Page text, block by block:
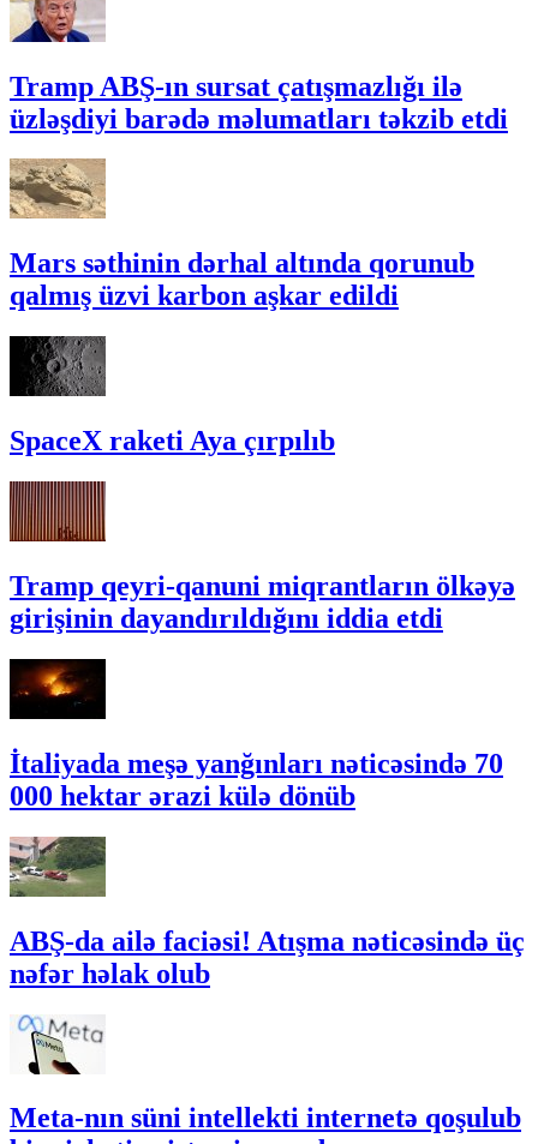
Tramp ABŞ-ın sursat çatışmazlığı ilə
üzləşdiyi barədə məlumatları təkzib etdi
Mars səthinin dərhal altında qorunub
qalmış üzvi karbon aşkar edildi
SpaceX raketi Aya çırpılıb
Tramp qeyri-qanuni miqrantların ölkəyə
girişinin dayandırıldığını iddia etdi
İtaliyada meşə yanğınları nəticəsində 70
000 hektar ərazi külə dönüb
ABŞ-da ailə faciəsi! Atışma nəticəsində üç
nəfər həlak olub
Meta-nın süni intellekti internetə qoşulub